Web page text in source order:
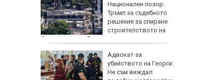
Национален позор:
Тръмп за съдебното
решение за спиране
строителството на
балната зала в Белия дом
Адвокат за
убийството на Георги:
Не съм виждал